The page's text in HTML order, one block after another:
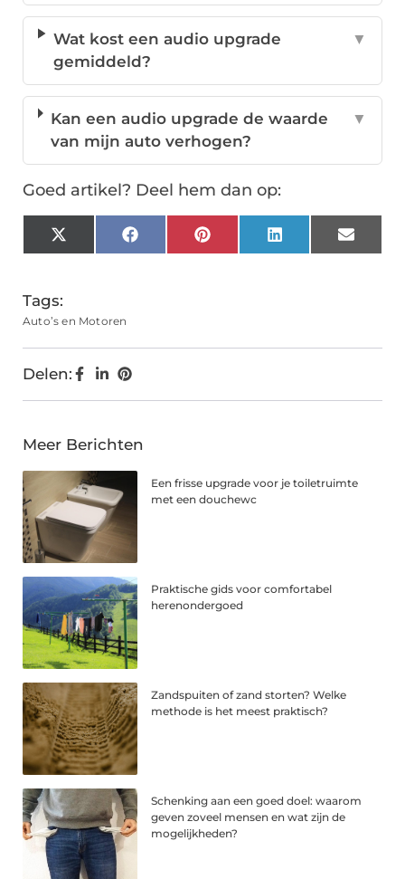
Wat kost een audio upgrade
gemiddeld?
▼
Kan een audio upgrade de waarde
van mijn auto verhogen?
▼
Goed artikel? Deel hem dan op:
X
(Twitter)
FacebookPinterestLinkedInEmail
Tags:
Auto’s en Motoren
Delen:
Meer Berichten
Een frisse upgrade voor je toiletruimte
met een douchewc
Praktische gids voor comfortabel
herenondergoed
Zandspuiten of zand storten? Welke
methode is het meest praktisch?
Schenking aan een goed doel: waarom
geven zoveel mensen en wat zijn de
mogelijkheden?